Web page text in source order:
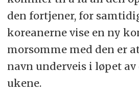
den fortjener, for
koreanerne vise en ny
morsomme med den er
navn underveis i løpet av
ukene.